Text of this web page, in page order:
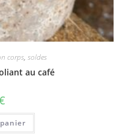
corps, soldes
au café